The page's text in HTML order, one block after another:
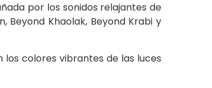
por los sonidos relajantes de
Beyond Khaolak, Beyond Krabi y
los colores vibrantes de las luces